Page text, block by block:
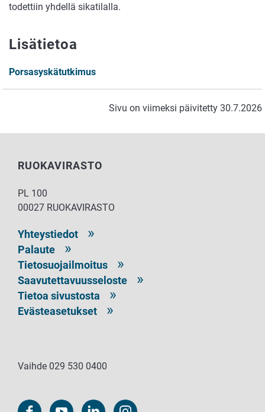
todettiin yhdellä sikatilalla.
Lisätietoa
Porsasyskätutkimus
Sivu on viimeksi päivitetty 30.7.2026
RUOKAVIRASTO
PL 100
00027 RUOKAVIRASTO
Yhteystiedot
Palaute
Tietosuojailmoitus
Saavutettavuusseloste
Tietoa sivustosta
Evästeasetukset
Vaihde 029 530 0400